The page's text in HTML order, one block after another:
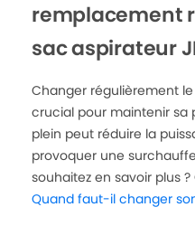
remplacement
sac aspirateur
Changer régulièrement
crucial pour maintenir sa
plein peut réduire la
provoquer une
souhaitez en savoir plus
Quand faut-il changer